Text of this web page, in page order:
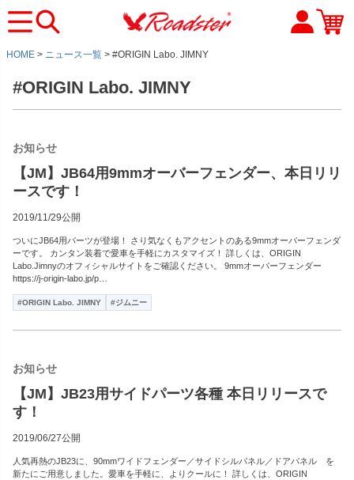
HOME ニュース一覧 #ORIGIN Labo. JIMNY
#ORIGIN Labo. JIMNY
お知らせ
【JM】JB64用9mmオーバーフェンダー、本日リリ
ースです！
2019/11/29公開
ついにJB64用パーツが登場！ さり気なくもアクセントのある9mmオーバーフェンダ
ーです。 カンタン装着で愛車を手軽にカスタマイズ！ 詳しくは、ORIGIN
Labo.Jimnyのオフィシャルサイトをご確認ください。 9mmオーバーフェンダー
https://j-origin-labo.jp/p…
#ORIGIN Labo. JIMNY #ジムニー
お知らせ
【JM】JB23用サイドパーツ各種 本日リリースで
す！
2019/06/27公開
人気再熱のJB23に、90mmワイドフェンダー／サイドシルパネル／ドアパネル を
新たにご用意しました。愛車を手軽に、よりクールに！ 詳しくは、ORIGIN